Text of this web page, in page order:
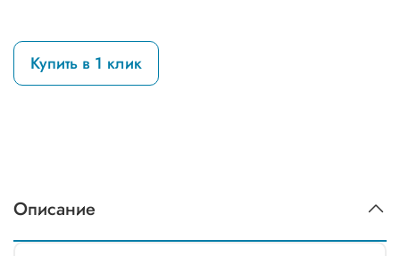
Купить в 1 клик
Описание